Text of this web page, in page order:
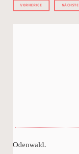
VORHERIGE NÄCHSTE
Odenwald.